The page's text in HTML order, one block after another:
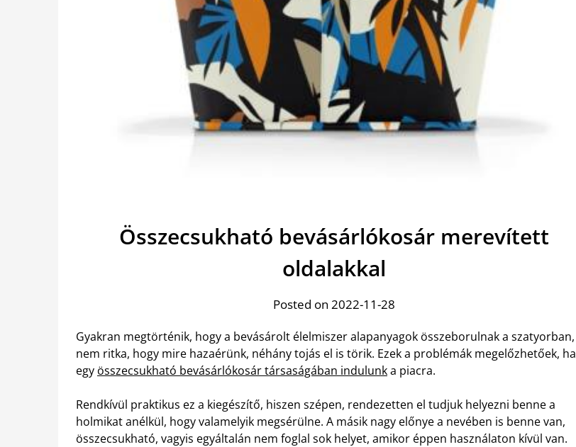
Összecsukható bevásárlókosár merevített
oldalakkal
Posted on 2022-11-28
Gyakran megtörténik, hogy a bevásárolt élelmiszer alapanyagok összeborulnak a szatyorban,
nem ritka, hogy mire hazaérünk, néhány tojás el is törik. Ezek a problémák megelőzhetőek, ha
egy összecsukható bevásárlókosár társaságában indulunka piacra.
Rendkívül praktikus ez a kiegészítő, hiszen szépen, rendezetten el tudjuk helyezni benne a
holmikat anélkül, hogy valamelyik megsérülne. A másik nagy előnye a nevében is benne van,
összecsukható, vagyis egyáltalán nem foglal sok helyet, amikor éppen használaton kívül van.